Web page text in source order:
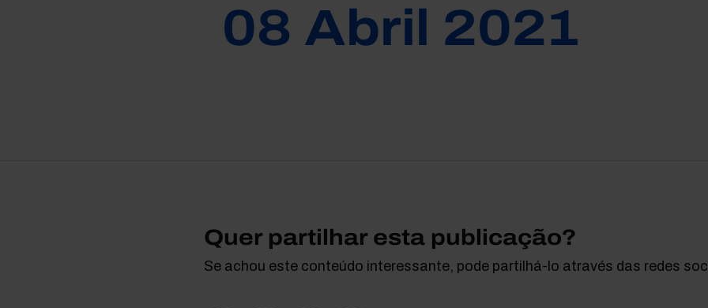
08 Abril 2021
Quer partilhar esta publicação?
Se achou este conteúdo interessante, pode partilhá-lo através das redes